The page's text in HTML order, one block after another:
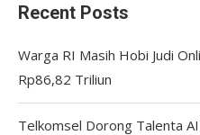
Recent Posts
Warga RI Masih Hobi Judi
Rp86,82 Triliun
Telkomsel Dorong Talenta